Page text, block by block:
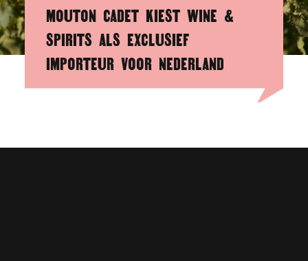
MOUTON CADET KIEST WINE &
SPIRITS ALS EXCLUSIEF
IMPORTEUR VOOR NEDERLAND